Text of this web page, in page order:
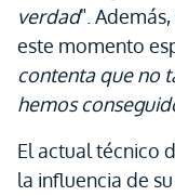
verdad".
este momento
contenta que no
hemos
El actual técnico
la influencia de